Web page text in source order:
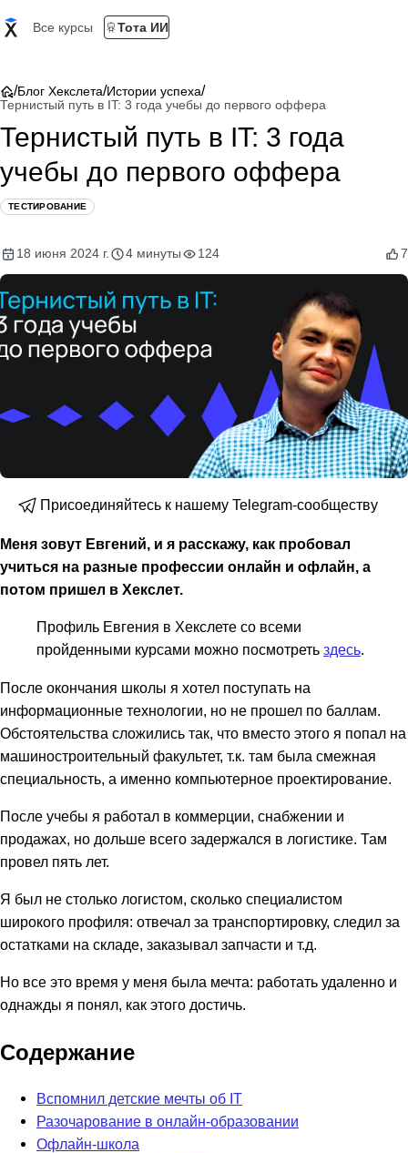
Все курсы Тота ИИ
/Блог Хекслета/Истории успеха/
Тернистый путь в IT: 3 года учебы до первого оффера
Тернистый путь в IT: 3 года
учебы до первого оффера
ТЕСТИРОВАНИЕ
18 июня 2024 г. 4 минуты 124 7
Присоединяйтесь к нашему Telegram-сообществу
Меня зовут Евгений, и я расскажу, как пробовал
учиться на разные профессии онлайн и офлайн, а
потом пришел в Хекслет.
Профиль Евгения в Хекслете со всеми
пройденными курсами можно посмотреть здесь.
После окончания школы я хотел поступать на
информационные технологии, но не прошел по баллам.
Обстоятельства сложились так, что вместо этого я попал на
машиностроительный факультет, т.к. там была смежная
специальность, а именно компьютерное проектирование.
После учебы я работал в коммерции, снабжении и
продажах, но дольше всего задержался в логистике. Там
провел пять лет.
Я был не столько логистом, сколько специалистом
широкого профиля: отвечал за транспортировку, следил за
остатками на складе, заказывал запчасти и т.д.
Но все это время у меня была мечта: работать удаленно и
однажды я понял, как этого достичь.
Содержание
Вспомнил детские мечты об IT
Разочарование в онлайн-образовании
Офлайн-школа